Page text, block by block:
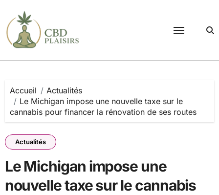
contenu
Accueil
Actualités
Le Michigan impose une nouvelle taxe sur le
cannabis pour financer la rénovation de ses routes
Actualités
Le Michigan impose une
nouvelle taxe sur le cannabis